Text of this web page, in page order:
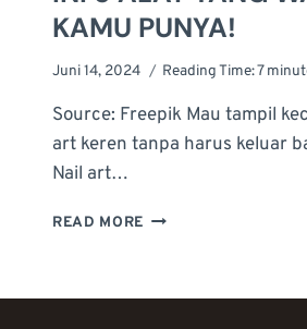
KAMU PUNYA!
Juni 14, 2024 Reading Time:7
Source: Freepik Mau tampil
art keren tanpa harus keluar
Nail art…
READ MORE INGIN